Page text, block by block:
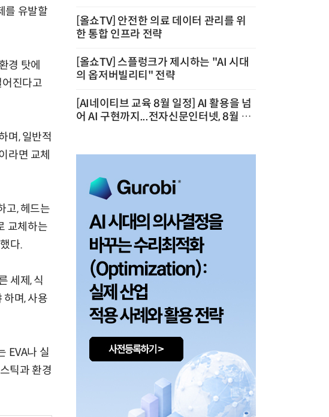
를 유발할
경 탓에
어진다고
며, 일반적
라면 교체
고, 헤드는
교체하는
다.
세제, 식
하며, 사용
EVA나 실
틱과 환경
[올쇼TV] 안전한 의료 데이터 관리를 위
한 통합 인프라 전략
[올쇼TV] 스플렁크가 제시하는 "AI 시대
의 옵저버빌리티" 전략
[AI네이티브 교육 8월 일정] AI 활용을 넘
어 AI 구현까지...전자신문인터넷, 8월 실